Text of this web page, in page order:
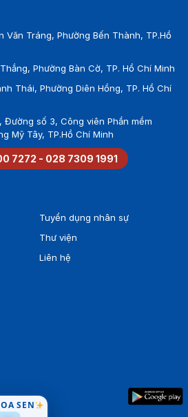
SEN
Văn Tráng, Phường Bến Thành, TP.Hồ
Phường Bàn Cờ, TP. Hồ Chí Minh
Thái, Phường Diên Hồng, TP. Hồ Chí
Đường số 3, Công viên Phần mềm
Mỹ Tây, TP.Hồ Chí Minh
7272 - 028 7309 1991
Tuyển dụng nhân sự
Thư viện
Liên hệ